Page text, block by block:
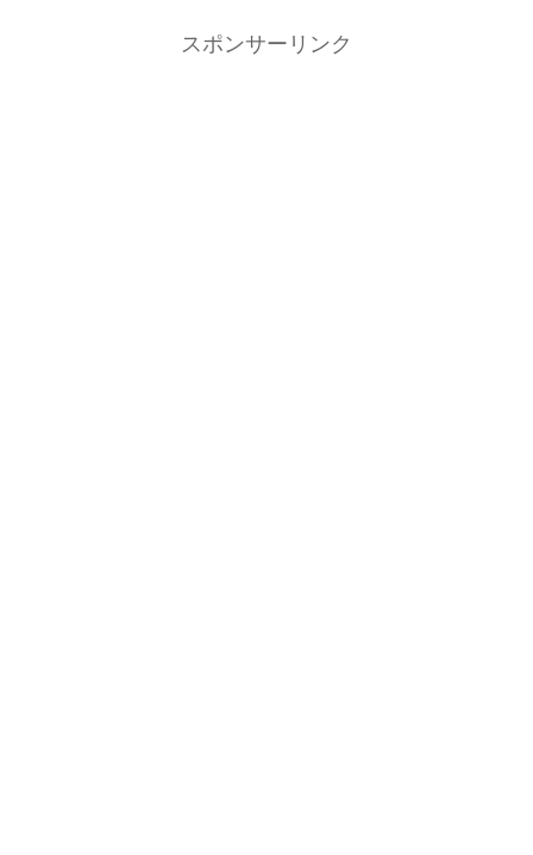
スポンサーリンク